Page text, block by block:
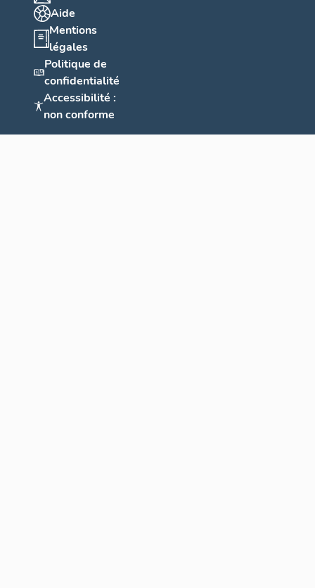
Aide
Mentions
légales
Politique de
confidentialité
Accessibilité :
non conforme